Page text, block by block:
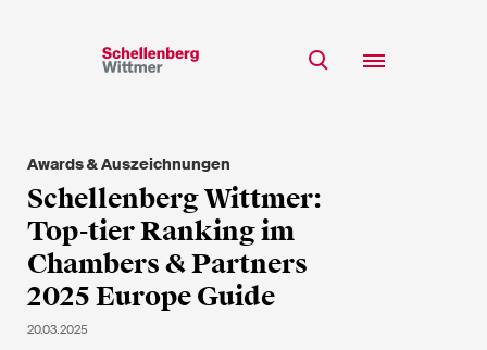
Team
Expertise
Insights
Karriere
Awards & Auszeichnungen
Schellenberg Wittmer:
Top-tier Ranking im
Chambers & Partners
2025 Europe Guide
20.03.2025
Laufenden!
* Erforderliche Felder
Frau
k.A.